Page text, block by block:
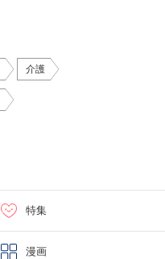
介護
特集
漫画